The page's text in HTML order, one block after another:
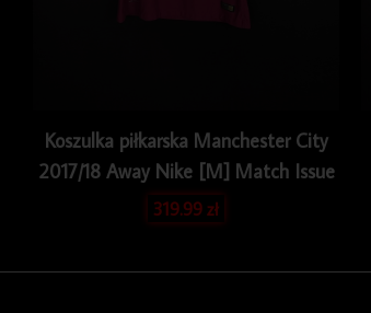
Koszulka piłkarska Manchester City
2017/18 Away Nike [M] Match Issue
319.99zł